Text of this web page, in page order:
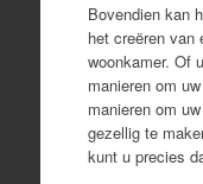
Bovendien kan
het creëren van
woonkamer. Of
manieren om
manieren om
gezellig te
kunt u precies